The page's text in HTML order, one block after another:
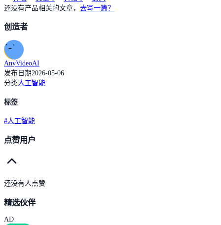
还没有产品相关的文章， 去写一篇？
创造者
AnyVideoAI
发布日期2026-05-06
分类人工智能
标签
#人工智能
点赞用户
还没有人点赞
精选伙伴
AD